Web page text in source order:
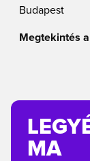
Budapest
Megtekintés
MA